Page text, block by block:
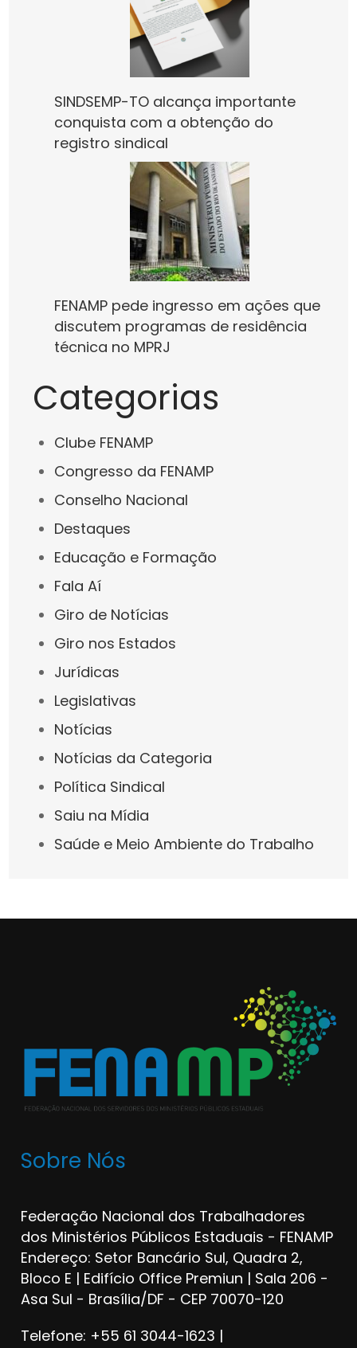
SINDSEMP-TO alcança importante
conquista com a obtenção do
registro sindical
FENAMP pede ingresso em ações que
discutem programas de residência
técnica no MPRJ
Categorias
Clube FENAMP
Congresso da FENAMP
Conselho Nacional
Destaques
Educação e Formação
Fala Aí
Giro de Notícias
Giro nos Estados
Jurídicas
Legislativas
Notícias
Notícias da Categoria
Política Sindical
Saiu na Mídia
Saúde e Meio Ambiente do Trabalho
Sobre Nós
Federação Nacional dos Trabalhadores
dos Ministérios Públicos Estaduais - FENAMP
Endereço: Setor Bancário Sul, Quadra 2,
Bloco E | Edifício Office Premiun | Sala 206 -
Asa Sul - Brasília/DF - CEP 70070-120
Telefone: +55 61 3044-1623 |